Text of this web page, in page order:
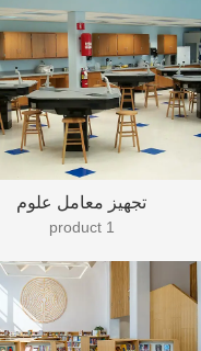
تجهيز معامل علوم
1 product